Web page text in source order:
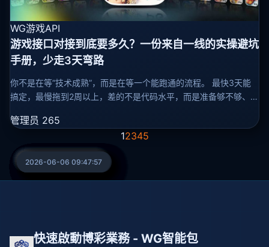
2026-06-27 09:29:05
2026-06-26 09:45:45
2026-06-23 09:24:04
2026-06-20 09:30:28
2026-06-19 09:35:53
2026-06-17 09:20:10
2026-06-16 09:35:14
2026-06-13 09:32:18
2026-06-11 09:29:29
2026-06-10 09:33:20
2026-06-08 09:40:47
2026-06-06 09:47:57
WG游戏API
游戏接口对接到底要多久？一份来自一线的实操避坑
手册，少走3天弯路
你不是在等“技术成熟”，而是在等一个能跑通的流程。 最快3天能
搞定，最慢拖到2周以上，差的不是代码水平，而是准备够不够、有
这六步走
管理员 265
12345
快速啟動博彩業務 - WG智能包